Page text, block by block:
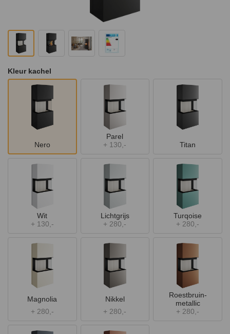
Kleur kachel
Nero
Parel
+ 130,- Titan
Wit
+ 130,-
Lichtgrijs
+ 280,-
Turqoise
+ 280,-
Magnolia
+ 280,-
Nikkel
+ 280,-
Roestbruin-
metallic
+ 280,-